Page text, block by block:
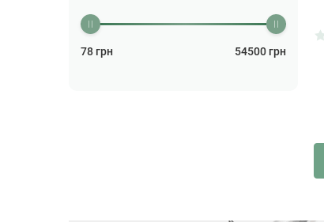
78 грн 54500 грн